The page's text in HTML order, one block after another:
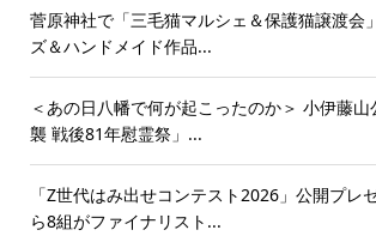
菅原神社で「三毛猫マルシェ＆保護猫譲渡
ズ＆ハンドメイド作品...
＜あの日八幡で何が起こったのか＞ 小伊藤
襲 戦後81年慰霊祭」...
「Z世代はみ出せコンテスト2026」公開プ
ら8組がファイナリスト...